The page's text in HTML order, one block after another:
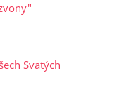
Svatých